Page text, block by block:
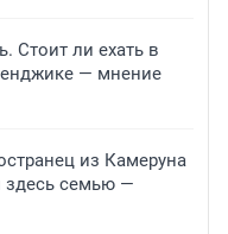
Стоит ли ехать в
— мнение
из Камеруна
здесь семью —